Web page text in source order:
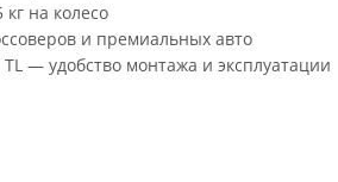
на колесо
и премиальных авто
— удобство монтажа и эксплуатации